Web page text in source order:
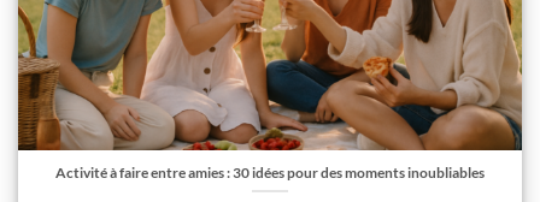
Activité à faire entre amies : 30 idées pour des moments inoubliables